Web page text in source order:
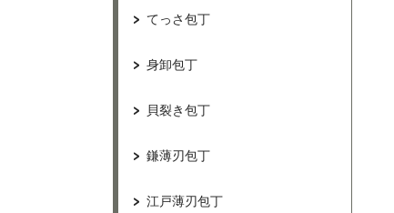
てっさ包丁
身卸包丁
貝裂き包丁
鎌薄刃包丁
江戸薄刃包丁